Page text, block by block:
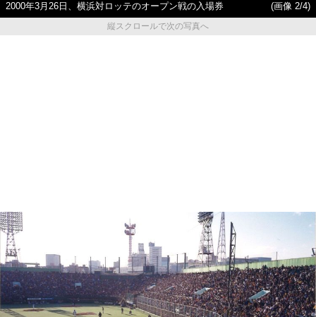
2000年3月26日、横浜対ロッテのオープン戦の入場券
(画像 2/4)
縦スクロールで次の写真へ